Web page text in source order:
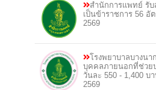
สำนักการแพทย์ รั
เป็นข้าราชการ 56 อั
2569
โรงพยาบาลบางน
บุคคลภายนอกที่ช่วย
วันละ 550 - 1,400 บ
2569